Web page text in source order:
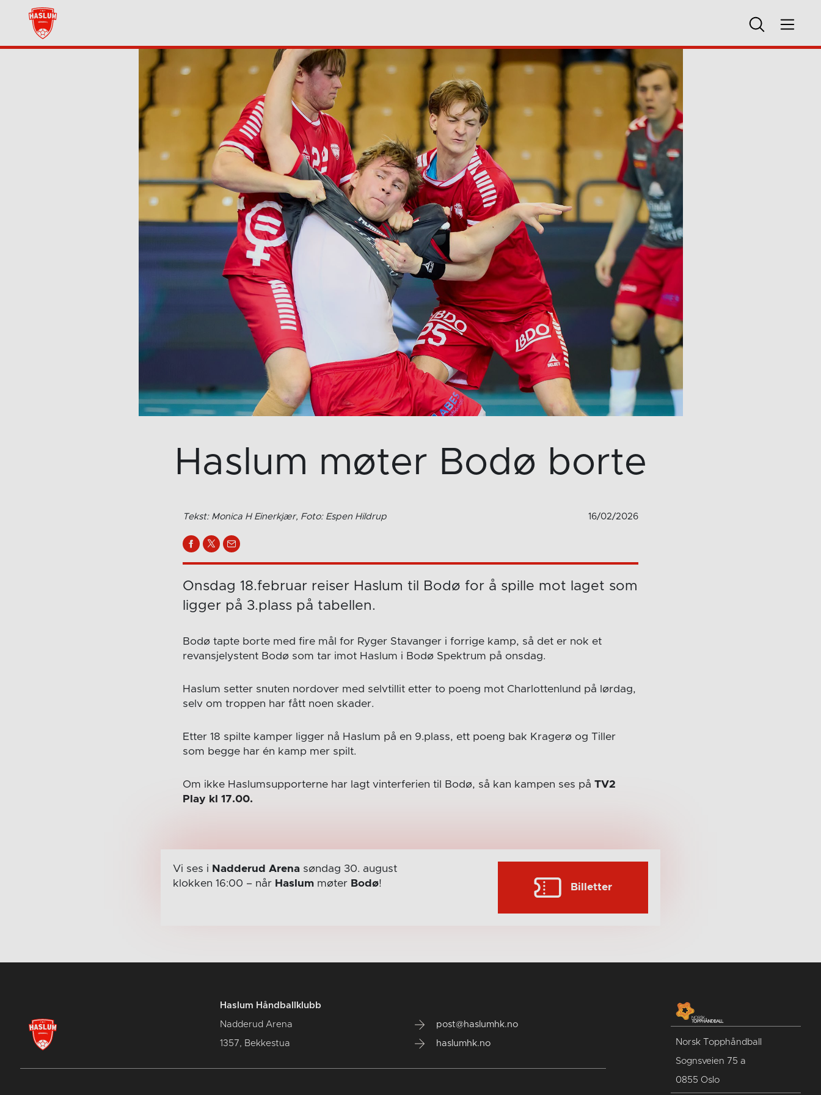
Haslum møter Bodø borte
Tekst: Monica H Einerkjær, Foto: Espen Hildrup 16/02/2026
Onsdag 18.februar reiser Haslum til Bodø for å spille mot laget som
ligger på 3.plass på tabellen.
Bodø tapte borte med fire mål for Ryger Stavanger i forrige kamp, så det er nok et
revansjelystent Bodø som tar imot Haslum i Bodø Spektrum på onsdag.
Haslum setter snuten nordover med selvtillit etter to poeng mot Charlottenlund på lørdag,
selv om troppen har fått noen skader.
Etter 18 spilte kamper ligger nå Haslum på en 9.plass, ett poeng bak Kragerø og Tiller
som begge har én kamp mer spilt.
Om ikke Haslumsupporterne har lagt vinterferien til Bodø, så kan kampen ses påTV2
Play kl 17.00.
Vi ses i Nadderud Arenasøndag 30. august
klokken 16:00 – når Haslummøter Bodø! Billetter
Haslum Håndballklubb
Nadderud Arena
1357, Bekkestua
post@haslumhk.no
haslumhk.no Norsk Topphåndball
Sognsveien 75 a
0855 Oslo